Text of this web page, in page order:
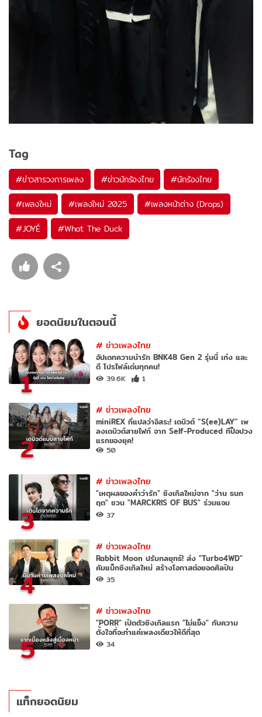
Tag
#ข่าวสารวงการเพลง #ข่าวนักร้องไทย #นักร้องไทย
#เพลงใหม่ #เพลงใหม่ 2025 #เพลงหน้าต่าง (Drops)
#JOYÉ #What The Duck
ยอดนิยมในตอนนี้
1
#ข่าวเพลงไทย
อัปเดทความน่ารัก BNK48 Gen 2 รุ่นนี้ เก่ง และ
ดี โปรไฟล์เด่นทุกคน!
39.6K 1
2
#ข่าวเพลงไทย
miniREX ที่แปลว่าอิสระ! เดบิวต์ “S(ee)LAY” เพ
ลงเดบิวต์สายไฟท์ จาก Self-Produced ทีป็อปวง
แรกของยุค!
50
3
#ข่าวเพลงไทย
"เหตุผลของคำว่ารัก" ซิงเกิลใหม่จาก "ว่าน ธนก
ฤต" ชวน "MARCKRIS OF BUS" ร่วมแจม
37
4
#ข่าวเพลงไทย
Rabbit Moon ปรับกลยุทธ์! ส่ง "Turbo4WD"
คัมแบ็กซิงเกิลใหม่ สร้างโอกาสต่อยอดศิลปิน
35
5
#ข่าวเพลงไทย
"PORR" เปิดตัวซิงเกิลแรก "ไม่แข็ง" กับความ
ตั้งใจที่จะทำแค่เพลงเดียวให้ดีที่สุด
34
แท็กยอดนิยม